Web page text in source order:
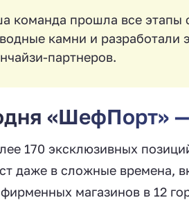
команда прошла все этапы
камни и разработали
партнеров.
«ШефПорт»
170 эксклюзивных
даже в сложные времена,
магазинов в 12